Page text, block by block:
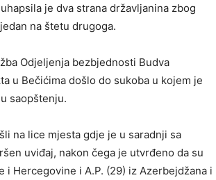
je dva strana državljanina zbog
na štetu drugoga.
Odjeljenja bezbjednosti Budva
u Bečićima došlo do sukoba u kojem je
saopštenju.
na lice mjesta gdje je u saradnji sa
uviđaj, nakon čega je utvrđeno da su
Hercegovine i A.P. (29) iz Azerbejdžana i